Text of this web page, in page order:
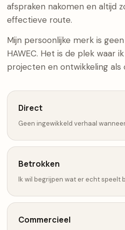
afspraken nakomen en altijd
effectieve route.
Mijn persoonlijke merk is
HAWEC. Het is de plek waar
projecten en ontwikkeling als
Direct
Geen ingewikkeld verhaal
Betrokken
Ik wil begrijpen wat er echt speelt
Commercieel